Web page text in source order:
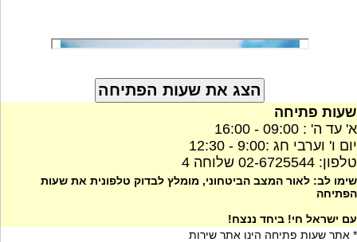
שעות פתיחה
א' עד ה' : 09:00 - 16:00
יום ו' וערבי חג :9:00 - 12:30
טלפון: 02-6725544 שלוחה 4
שימו לב: לאור המצב הביטחוני, מומלץ לבדוק טלפונית את שעות
הפתיחה
עם ישראל חי! ביחד ננצח!
* אתר שעות פתיחה הינו אתר שירות